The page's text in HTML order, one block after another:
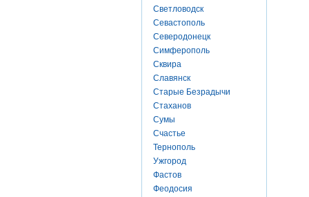
Светловодск
Севастополь
Северодонецк
Симферополь
Сквира
Славянск
Старые Безрадычи
Стаханов
Сумы
Счастье
Тернополь
Ужгород
Фастов
Феодосия